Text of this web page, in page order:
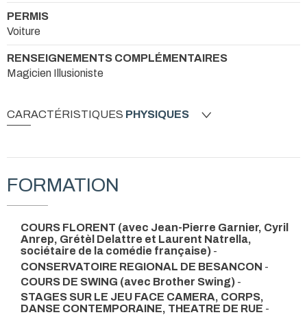
PERMIS
Voiture
RENSEIGNEMENTS COMPLÉMENTAIRES
Magicien Illusioniste
CARACTÉRISTIQUES PHYSIQUES
FORMATION
COURS FLORENT (avec Jean-Pierre Garnier, Cyril
Anrep, Grétèl Delattre et Laurent Natrella,
sociétaire de la comédie française) -
CONSERVATOIRE REGIONAL DE BESANCON -
COURS DE SWING (avec Brother Swing) -
STAGES SUR LE JEU FACE CAMERA, CORPS,
DANSE CONTEMPORAINE, THEATRE DE RUE -